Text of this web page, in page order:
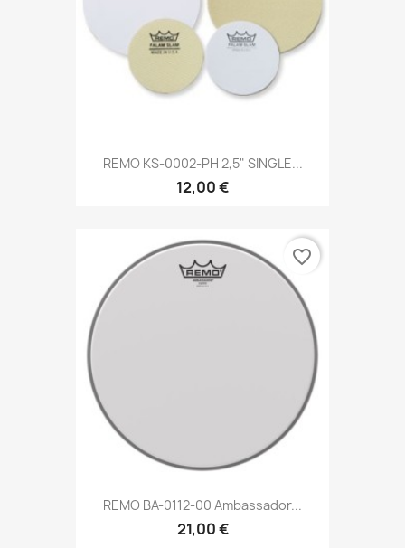
REMO KS-0002-PH 2,5" SINGLE...
12,00 €
REMO BA-0112-00 Ambassador...
21,00 €
favorite_border